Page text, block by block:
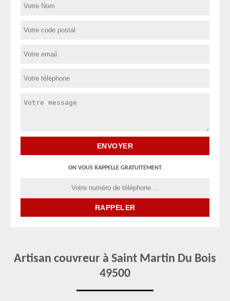
ON VOUS RAPPELLE GRATUITEMENT
Artisan couvreur à Saint Martin Du Bois
49500